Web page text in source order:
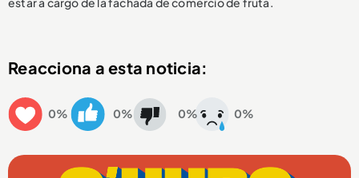
Reacciona a esta noticia:
0% 0% 0% 0%